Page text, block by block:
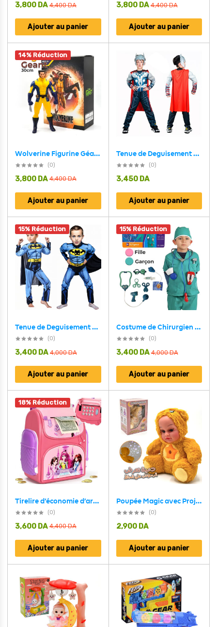
4,400DA
3,800 DA
Ajouter au panier
4,400DA
3,800 DA
Ajouter au panier
14% Réduction
Wolverine Figurine Géant 30cm en PVC
(0)
4,400DA
3,800 DA
Ajouter au panier
Tenue de Deguisement Muscle Thor Pour Enfants
(0)
3,450 DA
Ajouter au panier
15% Réduction
Tenue de Deguisement Batman Bleu Pour Enfants
(0)
4,000DA
3,400 DA
Ajouter au panier
15% Réduction
Costume de Chirurgien pour Enfants
(0)
4,000DA
3,400 DA
Ajouter au panier
18% Réduction
Tirelire d’économie d’argent en pièces de monnaie réelles
(0)
4,400DA
3,600 DA
Ajouter au panier
Poupée Magic avec Projection Murale – Compagnon apaisant pour des nuits sereines
(0)
2,900 DA
Ajouter au panier